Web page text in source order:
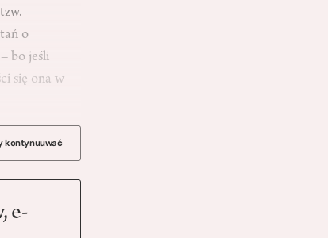
o
bo jeśli
się ona w
kontynuuwać
e-